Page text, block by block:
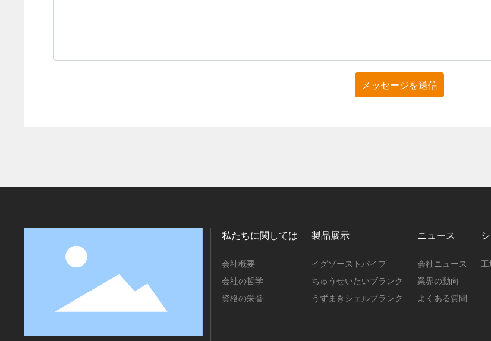
メッセージを送信
私たちに関しては
会社概要
会社の哲学
資格の栄誉
製品展示
イグゾーストパイプ
ちゅうせいたいブランク
うずまきシェルブランク
ニュース
会社ニュース
業界の動向
よくある質問